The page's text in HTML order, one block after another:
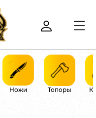
Ножи Топоры